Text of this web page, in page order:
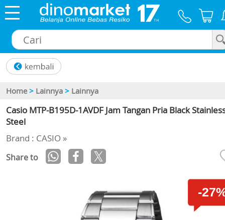
Home > Lainnya > Lainnya
Casio MTP-B195D-1AVDF Jam Tangan Pria Black
Steel
Brand : CASIO »
Share to
-